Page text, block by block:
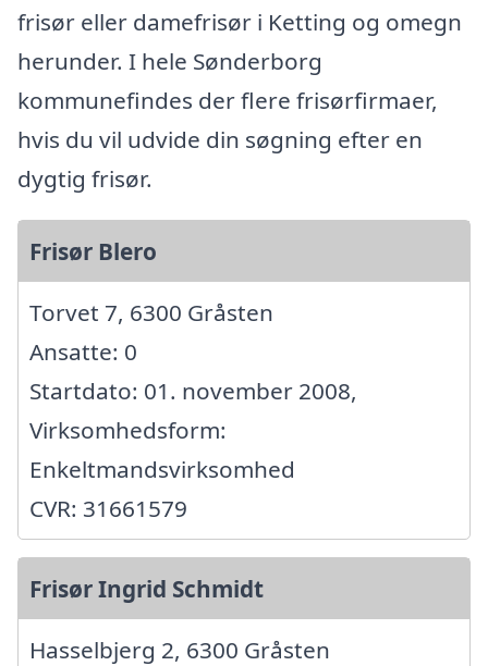
frisør eller damefrisør i Ketting og omegn
herunder. I hele Sønderborg
kommunefindes der flere frisørfirmaer,
hvis du vil udvide din søgning efter en
dygtig frisør.
Frisør Blero
Torvet 7, 6300 Gråsten
Ansatte: 0
Startdato: 01. november 2008,
Virksomhedsform:
Enkeltmandsvirksomhed
CVR: 31661579
Frisør Ingrid Schmidt
Hasselbjerg 2, 6300 Gråsten